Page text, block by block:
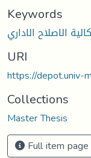
Keywords
الاصلاح الاداري
URI
https://depot.univ-
Collections
Master Thesis
Full item page